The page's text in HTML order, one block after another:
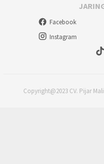
Facebook
Instagram
Copyright@2023 CV. Pijar